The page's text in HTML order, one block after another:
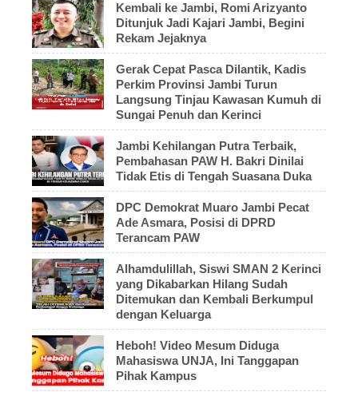
Kembali ke Jambi, Romi Arizyanto
Ditunjuk Jadi Kajari Jambi, Begini
Rekam Jejaknya
Gerak Cepat Pasca Dilantik, Kadis
Perkim Provinsi Jambi Turun
Langsung Tinjau Kawasan Kumuh di
Sungai Penuh dan Kerinci
Jambi Kehilangan Putra Terbaik,
Pembahasan PAW H. Bakri Dinilai
Tidak Etis di Tengah Suasana Duka
DPC Demokrat Muaro Jambi Pecat
Ade Asmara, Posisi di DPRD
Terancam PAW
Alhamdulillah, Siswi SMAN 2 Kerinci
yang Dikabarkan Hilang Sudah
Ditemukan dan Kembali Berkumpul
dengan Keluarga
Heboh! Video Mesum Diduga
Mahasiswa UNJA, Ini Tanggapan
Pihak Kampus